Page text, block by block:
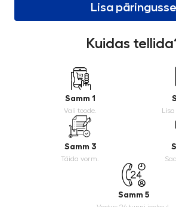
Lisa päringusse
Kuidas
Samm 1
Vali toode. Lisa
Samm 3
Täida vorm.
Samm 5